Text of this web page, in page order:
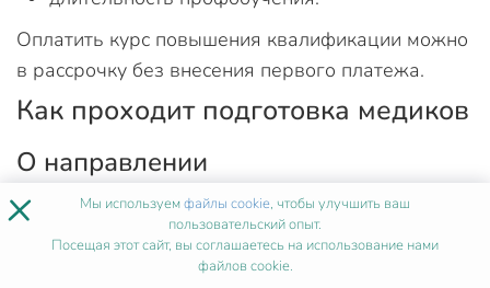
Оплатить курс повышения квалификации можно
в рассрочку без внесения первого платежа.
Как проходит подготовка медиков
О направлении
Физическая и реабилитационная медицина —
область медицины, которая направлена на
восстановление здоровья и функционирования
× Мы используемфайлы cookie, чтобы улучшить ваш
пользовательский опыт.
Посещая этот сайт, вы соглашаетесь на использование нами
файлов cookie.